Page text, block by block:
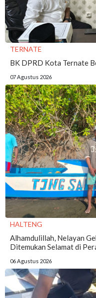
TERNATE
BK DPRD Kota Ternate
07 Agustus 2026
HALTENG
Alhamdulillah, Nelayan
Ditemukan Selamat di
06 Agustus 2026